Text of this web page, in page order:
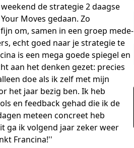
de strategie 2 daagse
Moves gedaan. Zo
om, samen in een groep mede-
echt goed naar je strategie te
is een mega goede spiegel en
aan het denken gezet: precies
doe als ik zelf met mijn
het jaar bezig ben. Ik heb
en feedback gehad die ik de
meteen concreet heb
ga ik volgend jaar zeker weer
Francina!''